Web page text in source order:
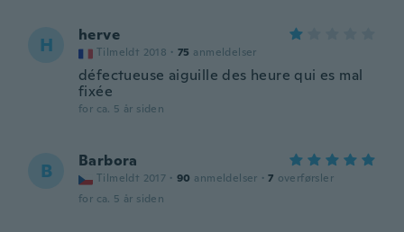
H herve
Tilmeldt 2018 · 75 anmeldelser
défectueuse aiguille des heure qui es mal
fixée
for ca. 5 år siden
B Barbora
Tilmeldt 2017 · 90 anmeldelser · 7 overførsler
for ca. 5 år siden